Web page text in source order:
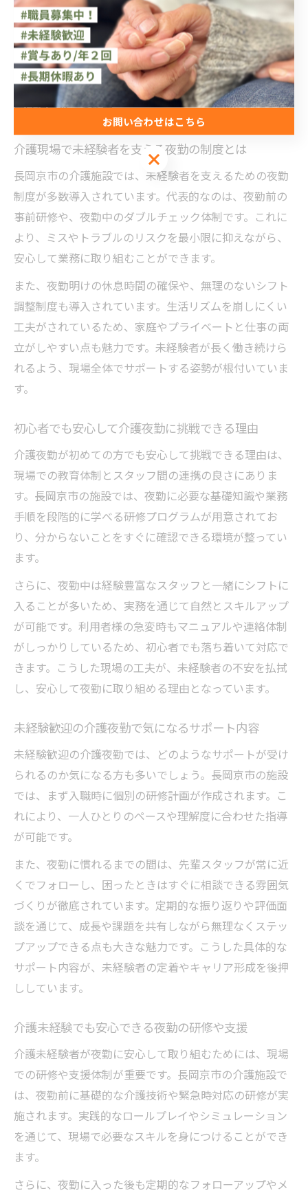
すぐ相談できる仕組みがあることが安心材料となってい
ます。現場での実践的なフォローに加え、定期的な面談
やメンタルヘルスケアも実施されており、心身の負担を
軽減しながら働けるよう配慮されています。こうした充
実したサポート体制が、未経験でも夜勤介護に挑戦しや
すい理由の一つです。
介護現場で未経験者を支える夜勤の制度とは
長岡京市の介護施設では、未経験者を支えるための夜勤
制度が多数導入されています。代表的なのは、夜勤前の
事前研修や、夜勤中のダブルチェック体制です。これに
より、ミスやトラブルのリスクを最小限に抑えながら、
安心して業務に取り組むことができます。
また、夜勤明けの休息時間の確保や、無理のないシフト
調整制度も導入されています。生活リズムを崩しにくい
工夫がされているため、家庭やプライベートと仕事の両
立がしやすい点も魅力です。未経験者が長く働き続けら
れるよう、現場全体でサポートする姿勢が根付いていま
す。
初心者でも安心して介護夜勤に挑戦できる理由
介護夜勤が初めての方でも安心して挑戦できる理由は、
現場での教育体制とスタッフ間の連携の良さにありま
す。長岡京市の施設では、夜勤に必要な基礎知識や業務
手順を段階的に学べる研修プログラムが用意されてお
り、分からないことをすぐに確認できる環境が整ってい
ます。
さらに、夜勤中は経験豊富なスタッフと一緒にシフトに
入ることが多いため、実務を通じて自然とスキルアップ
が可能です。利用者様の急変時もマニュアルや連絡体制
がしっかりしているため、初心者でも落ち着いて対応で
きます。こうした現場の工夫が、未経験者の不安を払拭
し、安心して夜勤に取り組める理由となっています。
未経験歓迎の介護夜勤で気になるサポート内容
未経験歓迎の介護夜勤では、どのようなサポートが受け
られるのか気になる方も多いでしょう。長岡京市の施設
では、まず入職時に個別の研修計画が作成されます。こ
れにより、一人ひとりのペースや理解度に合わせた指導
が可能です。
また、夜勤に慣れるまでの間は、先輩スタッフが常に近
くでフォローし、困ったときはすぐに相談できる雰囲気
づくりが徹底されています。定期的な振り返りや評価面
談を通じて、成長や課題を共有しながら無理なくステッ
プアップできる点も大きな魅力です。こうした具体的な
サポート内容が、未経験者の定着やキャリア形成を後押
ししています。
介護未経験でも安心できる夜勤の研修や支援
介護未経験者が夜勤に安心して取り組むためには、現場
での研修や支援体制が重要です。長岡京市の介護施設で
は、夜勤前に基礎的な介護技術や緊急時対応の研修が実
施されます。実践的なロールプレイやシミュレーション
を通じて、現場で必要なスキルを身につけることができ
ます。
さらに、夜勤に入った後も定期的なフォローアップやメ
お問い合わせはこちら
お問い合わせはこちら